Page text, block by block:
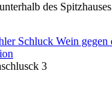
des Spitzhauses
3